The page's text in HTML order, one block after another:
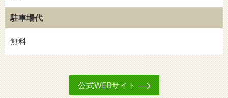
駐車場代
無料
公式WEBサイト